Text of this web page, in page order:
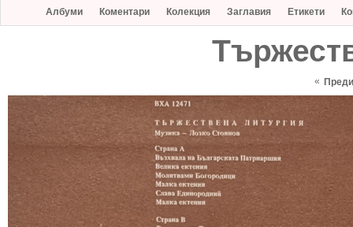
Албуми Коментари Колекция Заглавия Етикети
«